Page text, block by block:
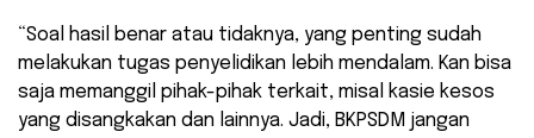
“Soal hasil benar atau tidaknya, yang penting sudah
melakukan tugas penyelidikan lebih mendalam. Kan bisa
saja memanggil pihak-pihak terkait, misal kasie kesos
yang disangkakan dan lainnya. Jadi, BKPSDM jangan